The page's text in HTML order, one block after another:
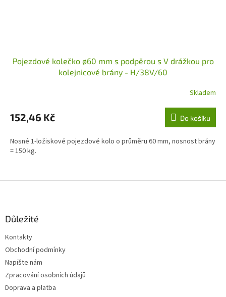
Pojezdové kolečko ø60 mm s podpěrou s V drážkou pro
kolejnicové brány - H/38V/60
Skladem
152,46 Kč Do košíku
Nosné 1-ložiskové pojezdové kolo o průměru 60 mm, nosnost brány
= 150 kg.
Důležité
Kontakty
Obchodní podmínky
Napište nám
Zpracování osobních údajů
Doprava a platba